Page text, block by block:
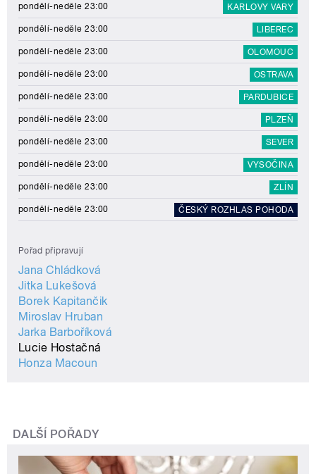
pondělí-neděle 23:00 KARLOVY VARY
pondělí-neděle 23:00 LIBEREC
pondělí-neděle 23:00 OLOMOUC
pondělí-neděle 23:00 OSTRAVA
pondělí-neděle 23:00 PARDUBICE
pondělí-neděle 23:00 PLZEŇ
pondělí-neděle 23:00 SEVER
pondělí-neděle 23:00 VYSOČINA
pondělí-neděle 23:00 ZLÍN
pondělí-neděle 23:00 ČESKÝ ROZHLAS POHODA
Pořad připravují
Jana Chládková
Jitka Lukešová
Borek Kapitančik
Miroslav Hruban
Jarka Barboříková
Lucie Hostačná
Honza Macoun
DALŠÍ POŘADY